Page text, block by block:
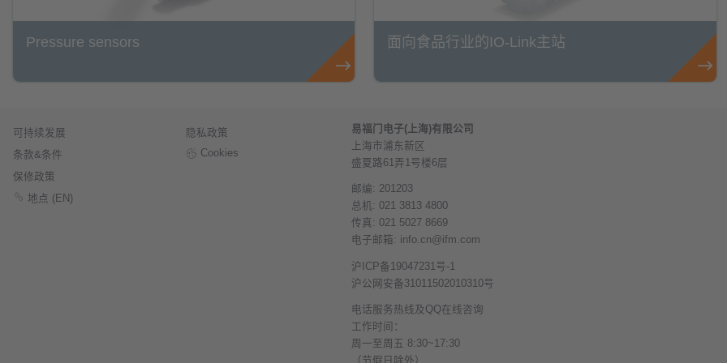
Pressure sensors 面向食品行业的IO-Link主站
可持续发展
条款&条件
保修政策
地点 (EN)
隐私政策
Cookies
易福门电子(上海)有限公司
上海市浦东新区
盛夏路61弄1号楼6层
邮编: 201203
总机: 021 3813 4800
传真: 021 5027 8669
电子邮箱: info.cn@ifm.com
沪ICP备19047231号-1
沪公网安备31011502010310号
电话服务热线及QQ在线咨询
工作时间：
周一至周五 8:30~17:30
（节假日除外）